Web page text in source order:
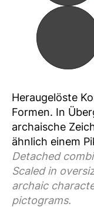
Heraugelöste
Formen. In
archaische
ähnlich einem
Detached
Scaled in
archaic
pictograms.